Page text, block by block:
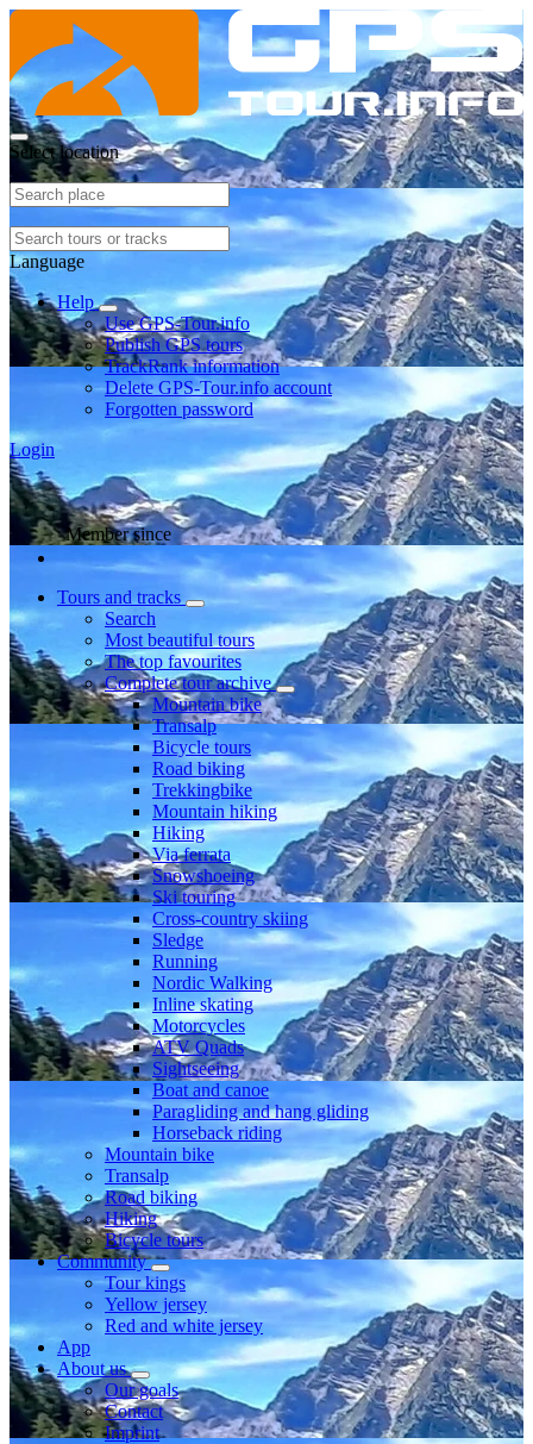
Select location
Language
Help
Use GPS-Tour.info
Publish GPS tours
TrackRank information
Delete GPS-Tour.info account
Forgotten password
Login
Member since
Tours and tracks
Search
Most beautiful tours
The top favourites
Complete tour archive
Mountain bike
Transalp
Bicycle tours
Road biking
Trekkingbike
Mountain hiking
Hiking
Via ferrata
Snowshoeing
Ski touring
Cross-country skiing
Sledge
Running
Nordic Walking
Inline skating
Motorcycles
ATV Quads
Sightseeing
Boat and canoe
Paragliding and hang gliding
Horseback riding
Mountain bike
Transalp
Road biking
Hiking
Bicycle tours
Community
Tour kings
Yellow jersey
Red and white jersey
App
About us
Our goals
Contact
Imprint